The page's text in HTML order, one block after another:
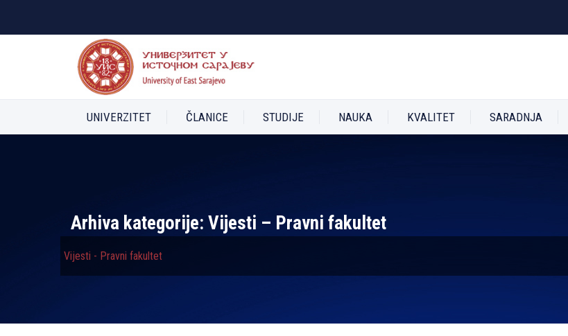
UNIVERZITET ČLANICE STUDIJE NAUKA KVALITET SARADNJA
Arhiva kategorije: Vijesti – Pravni fakultet
Vijesti - Pravni fakultet